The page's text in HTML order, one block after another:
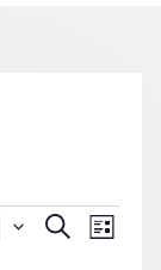
活
搜
事
列